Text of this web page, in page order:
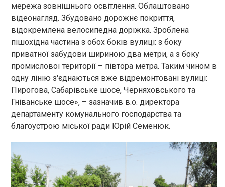
мережа зовнішнього освітлення. Облаштовано
відеонагляд. Збудовано дорожнє покриття,
відокремлена велосипедна доріжка. Зроблена
пішохідна частина з обох боків вулиці: з боку
приватної забудови шириною два метри, а з боку
промислової території – півтора метра. Таким чином в
одну лінію з'єднаються вже відремонтовані вулиці:
Пирогова, Сабарівське шосе, Черняховського та
Гніванське шосе», – зазначив в.о. директора
департаменту комунального господарства та
благоустрою міської ради Юрій Семенюк.